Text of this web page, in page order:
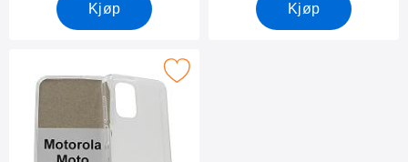
Kjøp Kjøp
ultra Thin TPU Deksel Motorola Moto G55 5G som favoritt